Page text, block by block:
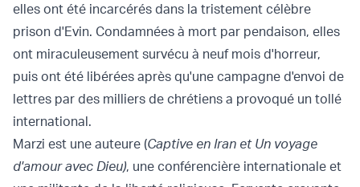
elles ont été incarcérés dans la tristement célèbre
prison d'Evin. Condamnées à mort par pendaison, elles
ont miraculeusement survécu à neuf mois d'horreur,
puis ont été libérées après qu'une campagne d'envoi de
lettres par des milliers de chrétiens a provoqué un tollé
international.
Marzi est une auteure (Captive en Iran et Un voyage
d'amour avec Dieu), une conférencière internationale et